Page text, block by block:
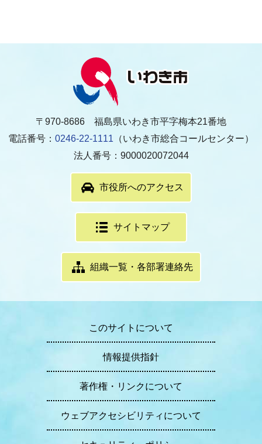
〒970-8686 福島県いわき市平字梅本21番地
電話番号： 0246-22-1111 （いわき市総合コールセンター）
法人番号：9000020072044
市役所へのアクセス
サイトマップ
組織一覧・各部署連絡先
このサイトについて
情報提供指針
著作権・リンクについて
ウェブアクセシビリティについて